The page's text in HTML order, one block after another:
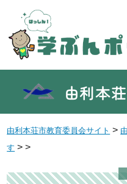
由利本
由利本荘市教育委員会サイト >
す >>